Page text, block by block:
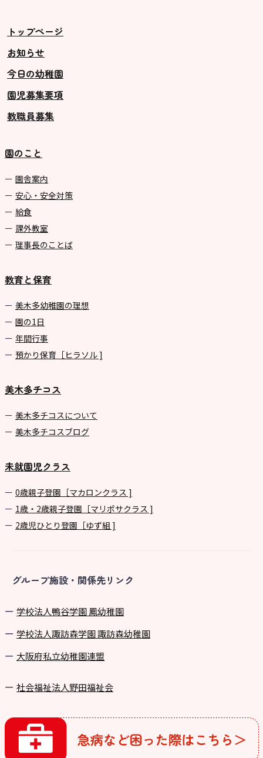
トップページ
お知らせ
今日の幼稚園
園児募集要項
教職員募集
園のこと
園舎案内
安心・安全対策
給食
課外教室
理事長のことば
教育と保育
美⽊多幼稚園の理想
園の1⽇
年間⾏事
預かり保育［ヒラソル ]
美木多チコス
美⽊多チコスについて
美⽊多チコスブログ
未就園児クラス
0歳親子登園［マカロンクラス ]
1歳・2歳親子登園［マリポサクラス ]
2歳児ひとり登園［ゆず組 ]
グループ施設・関係先リンク
学校法⼈鴨⾕学園 鳳幼稚園
学校法⼈諏訪森学園 諏訪森幼稚園
⼤阪府私⽴幼稚園連盟
社会福祉法人野田福祉会
グループ施設・
関係先リンク
学校法⼈諏訪森学園 諏訪森幼稚
園
社会福祉法人野田福祉会